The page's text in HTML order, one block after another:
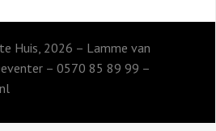
Huis, 2026 – Lamme van
– 0570 85 89 99 –